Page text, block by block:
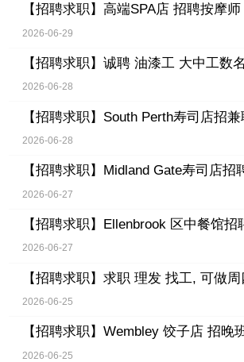
【招聘求职】 高端SPA店 招聘按摩师
2026-06-29
【招聘求职】 诚聘 油漆工 大中工数名
2026-06-28
【招聘求职】 South Perth寿司店招兼
2026-06-28
【招聘求职】 Midland Gate寿司店招
2026-06-27
【招聘求职】 Ellenbrook 区中餐馆招
2026-06-27
【招聘求职】 求职 理发 找工, 可做周
2026-06-25
【招聘求职】 Wembley 饺子店 招晚
2026-06-25